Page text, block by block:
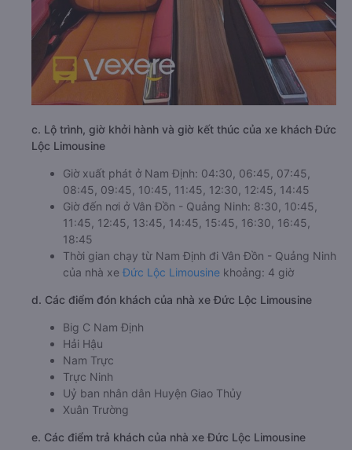
c. Lộ trình, giờ khởi hành và giờ kết thúc của xe khách Đức
Lộc Limousine
Giờ xuất phát ở Nam Định: 04:30, 06:45, 07:45,
08:45, 09:45, 10:45, 11:45, 12:30, 12:45, 14:45
Giờ đến nơi ở Vân Đồn - Quảng Ninh: 8:30, 10:45,
11:45, 12:45, 13:45, 14:45, 15:45, 16:30, 16:45,
18:45
Thời gian chạy từ Nam Định đi Vân Đồn - Quảng Ninh
của nhà xe Đức Lộc Limousine khoảng: 4 giờ
d. Các điểm đón khách của nhà xe Đức Lộc Limousine
Big C Nam Định
Hải Hậu
Nam Trực
Trực Ninh
Uỷ ban nhân dân Huyện Giao Thủy
Xuân Trường
e. Các điểm trả khách của nhà xe Đức Lộc Limousine